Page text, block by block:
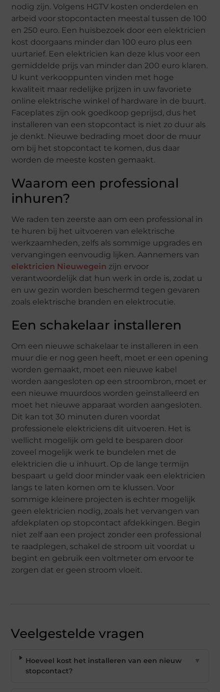
nodig zijn. Volgens HGTV kosten onderdelen en
arbeid voor stopcontacten meestal tussen de 100
en 250 euro. Een huisbezoek door een elektricien
kost doorgaans minder dan 100 euro plus een
uurtarief. Een elektricien kan deze klus voor een
gemiddelde prijs van minder dan 200 euro klaren.
U kunt verkooppunten vinden met hoge
kwaliteit maar redelijke prijzen in uw favoriete
online elektrische winkel of hardware in de buurt.
Faceplates zijn ook goedkoop geprijsd, dus het
installeren van een stopcontact is niet zo duur als
je denkt. Nieuwe bedrading moet door de muur
om bij het stopcontact te komen, dus daar
worden de meeste kosten gemaakt.
Waarom een ​​professional
inhuren?
We raden ten zeerste aan om een ​​professional in
te huren bij het uitvoeren van elektrische
werkzaamheden, zelfs als sommige upgrades en
vervangingen eenvoudig lijken. Aannemers van
elektricien Nieuwegein zijn ervoor
verantwoordelijk dat hun werk in orde is, zodat u
en uw gezin worden beschermd tegen gevaren
zoals elektrische branden en elektrocutie.
Een schakelaar installeren
Om een ​​nieuwe schakelaar te installeren in een
muur die er nog geen heeft, moet er een opening
worden gemaakt, moet een nieuwe kabel
worden aangesloten op een stroombron, moet er
een nieuwe muurdoos worden geïnstalleerd en
moet het nieuwe apparaat worden aangesloten.
Dit kan tot 30 minuten duren voordat
professionele elektriciens dit uitvoeren. Het is
wellicht mogelijk om geld te besparen door
zoveel mogelijk werk te bundelen met de
elektricien die u inhuurt. Op de lange termijn
bespaart u geld door minder vaak een elektricien
langs te laten komen om te klussen. Voor
sommige kleinere projecten is echter mogelijk
geen elektricien nodig, zoals het vervangen van
afdekplaten op stopcontact afdekkingen. Begin
niet zelf aan een project zonder een professional
te raadplegen, schakel de stroom uit voordat u
begint en gebruik een voltmeter om ervoor te
zorgen dat er geen stroom vloeit.
Veelgestelde vragen
Hoeveel kost het installeren van een nieuw
stopcontact?
▼